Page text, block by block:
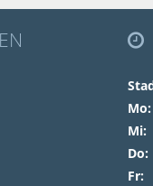

Mi:
Fr: